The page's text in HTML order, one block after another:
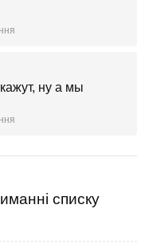
ну а мы
списку